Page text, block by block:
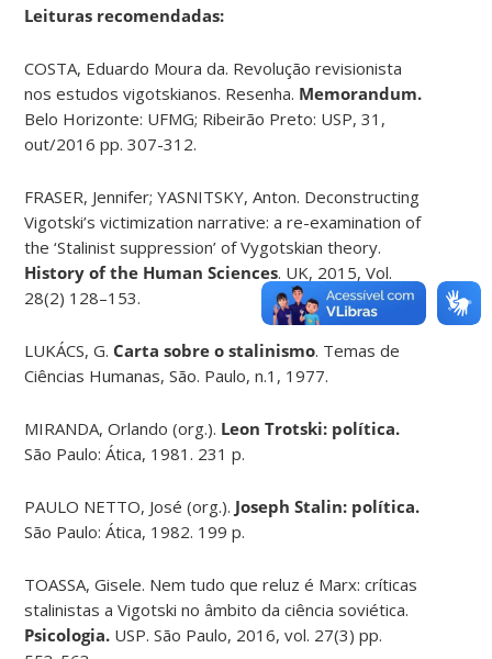
Leituras recomendadas:
COSTA, Eduardo Moura da. Revolução revisionista
nos estudos vigotskianos. Resenha. Memorandum.
Belo Horizonte: UFMG; Ribeirão Preto: USP, 31,
out/2016 pp. 307-312.
FRASER, Jennifer; YASNITSKY, Anton. Deconstructing
Vigotski’s victimization narrative: a re-examination of
the ‘Stalinist suppression’ of Vygotskian theory.
History of the Human Sciences. UK, 2015, Vol.
28(2) 128–153.
LUKÁCS, G. Carta sobre o stalinismo. Temas de
Ciências Humanas, São. Paulo, n.1, 1977.
MIRANDA, Orlando (org.). Leon Trotski: política.
São Paulo: Ática, 1981. 231 p.
PAULO NETTO, José (org.). Joseph Stalin: política.
São Paulo: Ática, 1982. 199 p.
TOASSA, Gisele. Nem tudo que reluz é Marx: críticas
stalinistas a Vigotski no âmbito da ciência soviética.
Psicologia. USP. São Paulo, 2016, vol. 27(3) pp.